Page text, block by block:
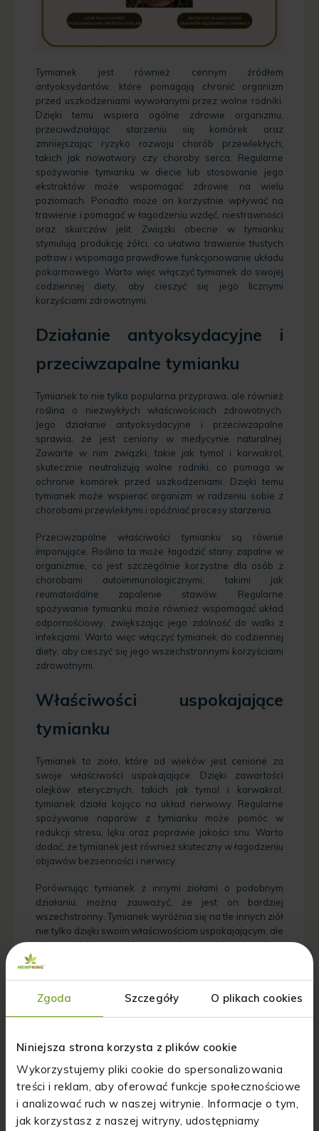
Zgoda Szczegóły O plikach cookies
Niniejsza strona korzysta z plików cookie
Wykorzystujemy pliki cookie do spersonalizowania
treści i reklam, aby oferować funkcje społecznościowe
i analizować ruch w naszej witrynie. Informacje o tym,
jak korzystasz z naszej witryny, udostępniamy
Tymianek jest również cennym źródłem
antyoksydantów, które pomagają chronić organizm
przed uszkodzeniami wywołanymi przez wolne rodniki.
Dzięki temu wspiera ogólne zdrowie organizmu,
przeciwdziałając starzeniu się komórek oraz
zmniejszając ryzyko rozwoju chorób przewlekłych,
takich jak nowotwory czy choroby serca. Regularne
spożywanie tymianku w diecie lub stosowanie jego
ekstraktów może wspomagać zdrowie na wielu
poziomach. Ponadto może on korzystnie wpływać na
trawienie i pomagać w łagodzeniu wzdęć, niestrawności
oraz skurczów jelit. Związki obecne w tymianku
stymulują produkcję żółci, co ułatwia trawienie tłustych
potraw i wspomaga prawidłowe funkcjonowanie układu
pokarmowego. Warto więc włączyć tymianek do swojej
codziennej diety, aby cieszyć się jego licznymi
korzyściami zdrowotnymi.
Działanie antyoksydacyjne i
przeciwzapalne tymianku
Tymianek to nie tylko popularna przyprawa, ale również
roślina o niezwykłych właściwościach zdrowotnych.
Jego działanie antyoksydacyjne i przeciwzapalne
sprawia, że jest ceniony w medycynie naturalnej.
Zawarte w nim związki, takie jak tymol i karwakrol,
skutecznie neutralizują wolne rodniki, co pomaga w
ochronie komórek przed uszkodzeniami. Dzięki temu
tymianek może wspierać organizm w radzeniu sobie z
chorobami przewlekłymi i opóźniać procesy starzenia.
Przeciwzapalne właściwości tymianku są równie
imponujące. Roślina ta może łagodzić stany zapalne w
organizmie, co jest szczególnie korzystne dla osób z
chorobami autoimmunologicznymi, takimi jak
reumatoidalne zapalenie stawów. Regularne
spożywanie tymianku może również wspomagać układ
odpornościowy, zwiększając jego zdolność do walki z
infekcjami. Warto więc włączyć tymianek do codziennej
diety, aby cieszyć się jego wszechstronnymi korzyściami
zdrowotnymi.
Właściwości uspokajające
tymianku
Tymianek to zioło, które od wieków jest cenione za
swoje właściwości uspokajające. Dzięki zawartości
olejków eterycznych, takich jak tymol i karwakrol,
tymianek działa kojąco na układ nerwowy. Regularne
spożywanie naparów z tymianku może pomóc w
redukcji stresu, lęku oraz poprawie jakości snu. Warto
dodać, że tymianek jest również skuteczny w łagodzeniu
objawów bezsenności i nerwicy.
Porównując tymianek z innymi ziołami o podobnym
działaniu, można zauważyć, że jest on bardziej
wszechstronny. Tymianek wyróżnia się na tle innych ziół
nie tylko dzięki swoim właściwościom uspokajającym, ale
także dzięki szerokiemu spektrum działania. Jego
regularne stosowanie może przynieść liczne korzyści